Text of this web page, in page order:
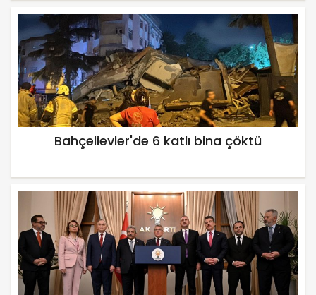
Bahçelievler'de 6 katlı bina çöktü